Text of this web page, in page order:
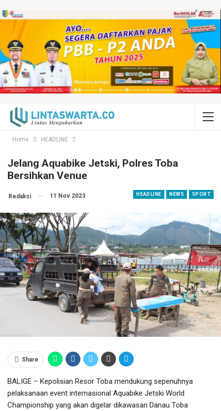
Home HEADLINE
Jelang Aquabike Jetski, Polres Toba
Bersihkan Venue
HEADLINE NEWS SPORT
Redaksi 11 Nov 2023
Share
BALIGE – Kepolisian Resor Toba mendukung sepenuhnya
pelaksanaan event internasional Aquabike Jetski World
Championship yang akan digelar dikawasan Danau Toba